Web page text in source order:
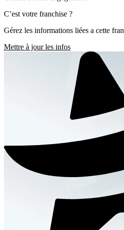
C’est votre franchise ?
Gérez les informations liées a cette
Mettre à jour les infos